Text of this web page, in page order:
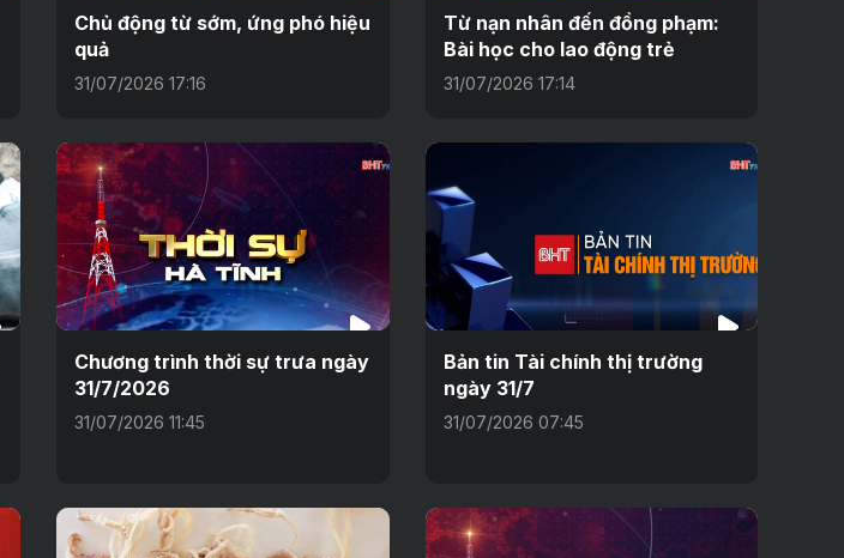
Chủ động từ sớm, ứng phó hiệu
quả
31/07/2026 17:16
Từ nạn nhân đến đồng phạm:
Bài học cho lao động trẻ
31/07/2026 17:14
Chương trình thời sự trưa ngày
31/7/2026
31/07/2026 11:45
Bản tin Tài chính thị trường
ngày 31/7
31/07/2026 07:45